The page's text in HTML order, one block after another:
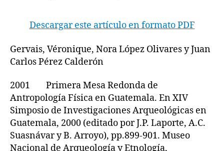
Descargar este artículo en formato PDF
Gervais, Véronique, Nora López Olivares y Juan
Carlos Pérez Calderón
2001 Primera Mesa Redonda de
Antropología Física en Guatemala. En XIV
Simposio de Investigaciones Arqueológicas en
Guatemala, 2000 (editado por J.P. Laporte, A.C.
Suasnávar y B. Arroyo), pp.899-901. Museo
Nacional de Arqueología y Etnología,